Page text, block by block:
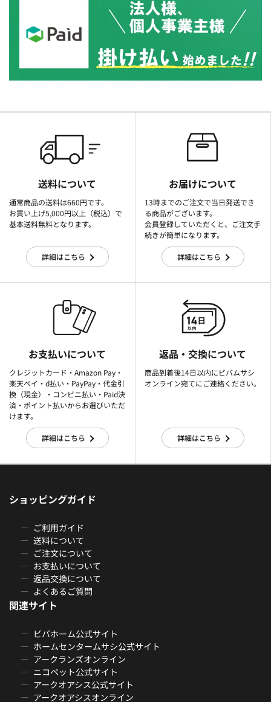
送料について
通常商品の送料は660円です。
お買い上げ5,000円以上（税込）で
基本送料無料となります。
詳細はこちら
お届けについて
13時までのご注文で当日発送でき
る商品がございます。
会員登録していただくと、ご注文手
続きが簡単になります。
詳細はこちら
お支払いについて
クレジットカード・Amazon Pay・
楽天ぺイ・d払い・PayPay・代金引
換（現金）・コンビニ払い・Paid決
済・ポイント払いからお選びいただ
けます。
詳細はこちら
返品・交換について
商品到着後14日以内にビバムサシ
オンライン宛てにご連絡ください。
詳細はこちら
ショッピングガイド
ご利用ガイド
送料について
ご注文について
お支払いについて
返品交換について
よくあるご質問
関連サイト
ビバホーム公式サイト
ホームセンタームサシ公式サイト
アークランズオンライン
ニコペット公式サイト
アークオアシス公式サイト
アークオアシスオンライン